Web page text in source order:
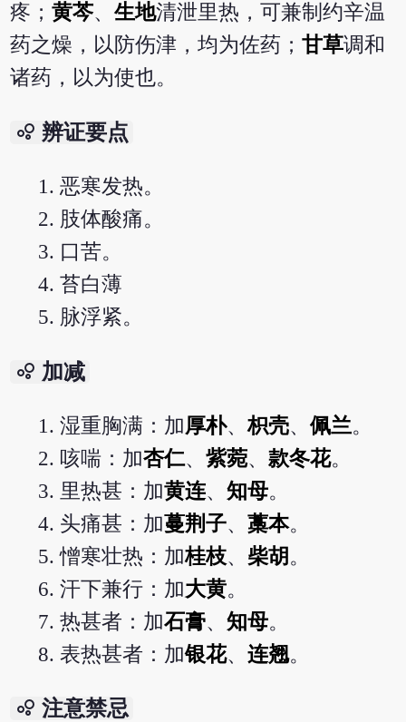
疼；黄芩、生地清泄里热，可兼制约辛温
药之燥，以防伤津，均为佐药；甘草调和
诸药，以为使也。
bubble_chart 辨证要点
恶寒发热。
肢体酸痛。
口苦。
苔白薄
脉浮紧。
bubble_chart 加减
湿重胸满：加厚朴、枳壳、佩兰。
咳喘：加杏仁、紫菀、款冬花。
里热甚：加黄连、知母。
头痛甚：加蔓荆子、藁本。
憎寒壮热：加桂枝、 柴胡 。
汗下兼行：加大黄。
热甚者：加石膏、知母。
表热甚者：加银花、连翘。
bubble_chart 注意禁忌